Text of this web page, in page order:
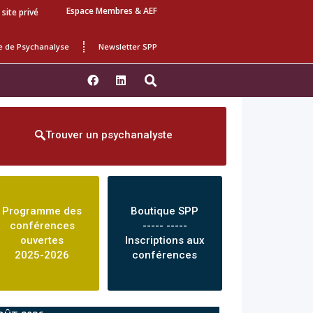
site privé Espace Membres & AEF
de Psychanalyse Newsletter SPP
Trouver un psychanalyste
Programme des
conférences
ouvertes
2025-2026
Boutique SPP
----- -----
Inscriptions aux
conférences